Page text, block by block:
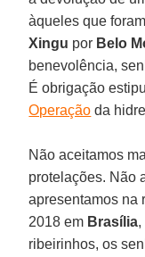
àqueles que
Xingu por Belo
benevolência,
É obrigação
Operação da
Não aceitamos
protelações. Não
apresentamos na
2018 em Brasília,
ribeirinhos, os